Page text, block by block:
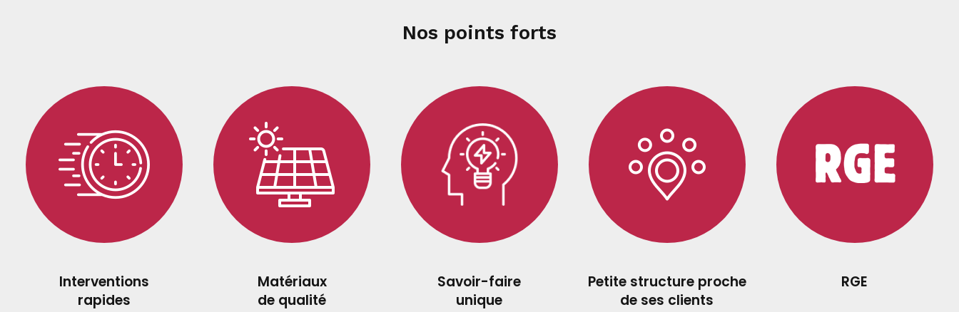
Nos points forts
Interventions
rapides
Matériaux
de qualité
Savoir-faire
unique
Petite structure proche
de ses clients
RGE